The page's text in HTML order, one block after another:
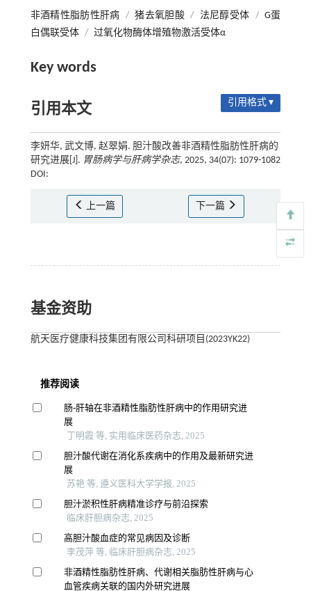
非酒精性脂肪性肝病 / 猪去氧胆酸 / 法尼醇受体 / G蛋
白偶联受体 / 过氧化物酶体增殖物激活受体α
Key words
引用本文 引用格式 ▾
李妍华, 武文博, 赵翠娟. 胆汁酸改善非酒精性脂肪性肝病的
研究进展[J]. 胃肠病学与肝病学杂志, 2025, 34(07): 1079-1082
DOI:
上一篇 下一篇
基金资助
航天医疗健康科技集团有限公司科研项目(2023YK22)